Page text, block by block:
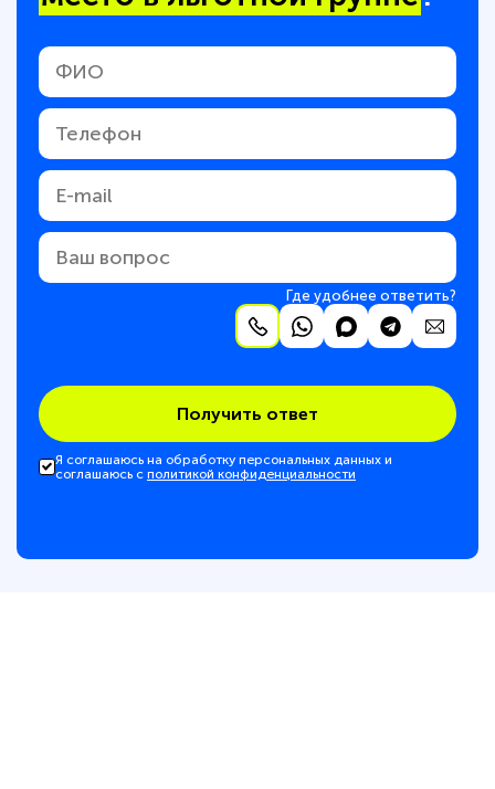
Где удобнее ответить?
Получить ответ
Я соглашаюсь на обработку персональных данных и
соглашаюсь с политикой конфиденциальности